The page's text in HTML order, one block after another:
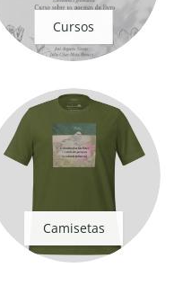
Cursos
Camisetas